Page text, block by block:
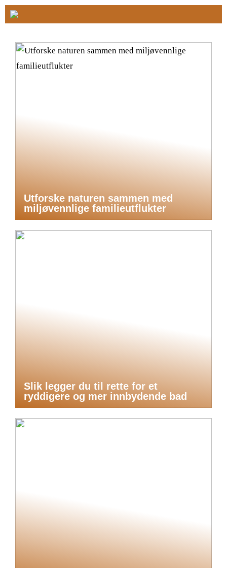
Utforske naturen sammen med
miljøvennlige familieutflukter
Slik legger du til rette for et
ryddigere og mer innbydende bad